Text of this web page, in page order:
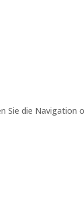
Sie die Navigation